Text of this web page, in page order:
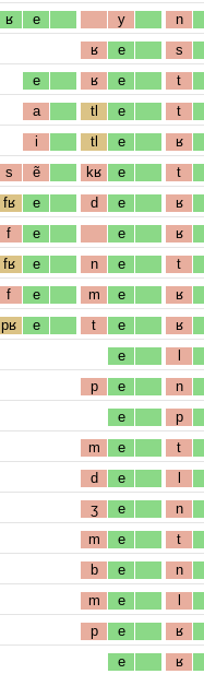
ʁ e y n
ʁ e s
e ʁ e t
a tl e t
i tl e ʁ
s ẽ kʁ e t
fʁ e d e ʁ
f e e ʁ
fʁ e n e t
f e m e ʁ
pʁ e t e ʁ
e l
p e n
e p
m e t
d e l
ʒ e n
m e t
b e n
m e l
p e ʁ
e ʁ